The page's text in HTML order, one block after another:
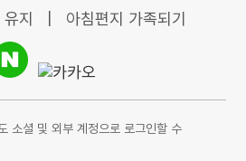
지 아침편지 가족되기
소셜 및 외부 계정으로 로그인할 수